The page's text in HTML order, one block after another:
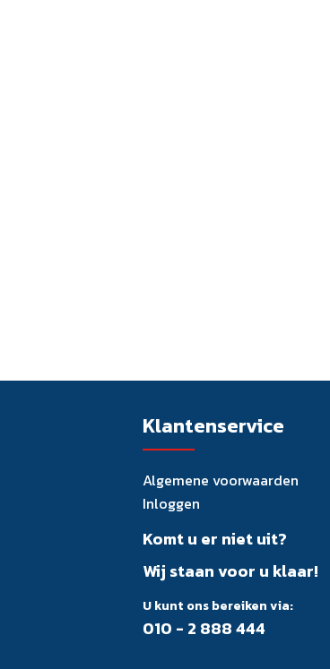
Klantenservice
Algemene voorwaarden
Inloggen
Komt u er niet uit?
Wij staan voor u klaar!
U kunt ons bereiken via:
010 - 2 888 444